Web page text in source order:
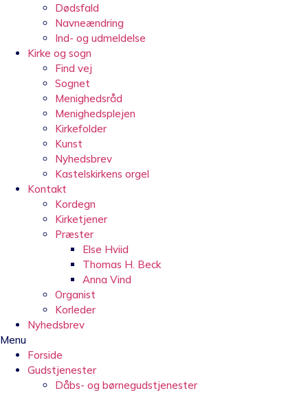
Dødsfald
Navneændring
Ind- og udmeldelse
Kirke og sogn
Find vej
Sognet
Menighedsråd
Menighedsplejen
Kirkefolder
Kunst
Nyhedsbrev
Kastelskirkens orgel
Kontakt
Kordegn
Kirketjener
Præster
Else Hviid
Thomas H. Beck
Anna Vind
Organist
Korleder
Nyhedsbrev
Menu
Forside
Gudstjenester
Dåbs- og børnegudstjenester